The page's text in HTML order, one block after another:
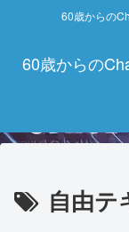
60歳からの
60歳からの
自由テ